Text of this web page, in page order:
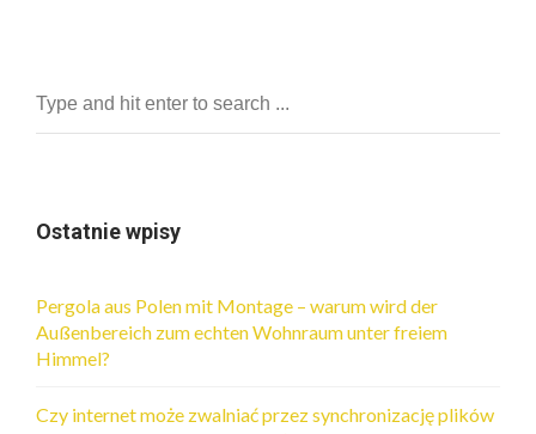
Ostatnie wpisy
Pergola aus Polen mit Montage – warum wird der
Außenbereich zum echten Wohnraum unter freiem
Himmel?
Czy internet może zwalniać przez synchronizację plików